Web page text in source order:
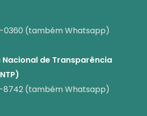
0360 (também Whatsapp)
de Transparência
8742 (também Whatsapp)